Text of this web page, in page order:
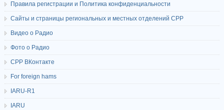
Правила регистрации и Политика конфиденциальности
Сайты и страницы региональных и местных отделений СРР
Видео о Радио
Фото о Радио
СРР ВКонтакте
For foreign hams
IARU-R1
IARU